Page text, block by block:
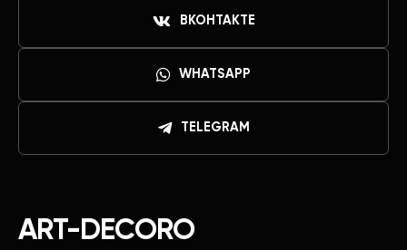
ART-DECORO
ВКОНТАКТЕ
WHATSAPP
TELEGRAM